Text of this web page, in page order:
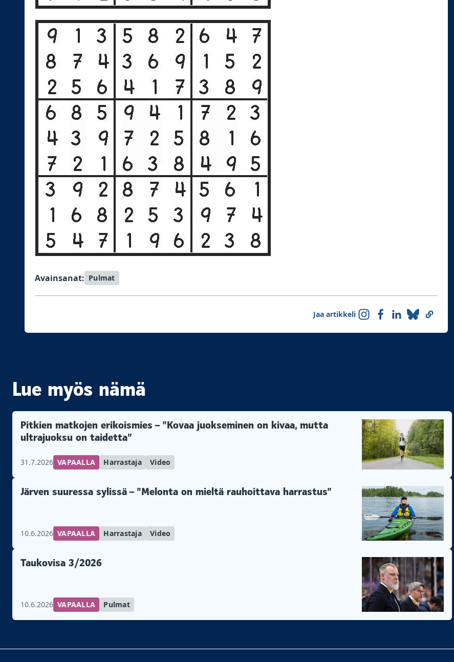
Avainsanat: Pulmat
Jaa artikkeli
Lue myös nämä
Pitkien matkojen erikoismies – ”Kovaa juokseminen on kivaa, mutta
ultrajuoksu on taidetta”
31.7.2026 VAPAALLA Harrastaja Video
Järven suuressa sylissä – ”Melonta on mieltä rauhoittava harrastus”
10.6.2026 VAPAALLA Harrastaja Video
Taukovisa 3/2026
10.6.2026 VAPAALLA Pulmat